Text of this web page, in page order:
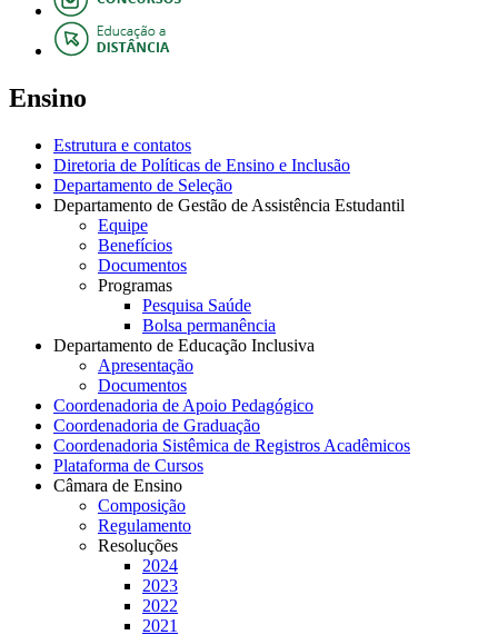
Ensino
Estrutura e contatos
Diretoria de Políticas de Ensino e Inclusão
Departamento de Seleção
Departamento de Gestão de Assistência Estudantil
Equipe
Benefícios
Documentos
Programas
Pesquisa Saúde
Bolsa permanência
Departamento de Educação Inclusiva
Apresentação
Documentos
Coordenadoria de Apoio Pedagógico
Coordenadoria de Graduação
Coordenadoria Sistêmica de Registros Acadêmicos
Plataforma de Cursos
Câmara de Ensino
Composição
Regulamento
Resoluções
2024
2023
2022
2021